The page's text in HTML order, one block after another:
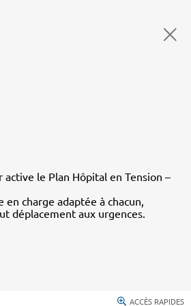
active le Plan Hôpital en Tension –
en charge adaptée à chacun,
déplacement aux urgences.
ACCÈS RAPIDES